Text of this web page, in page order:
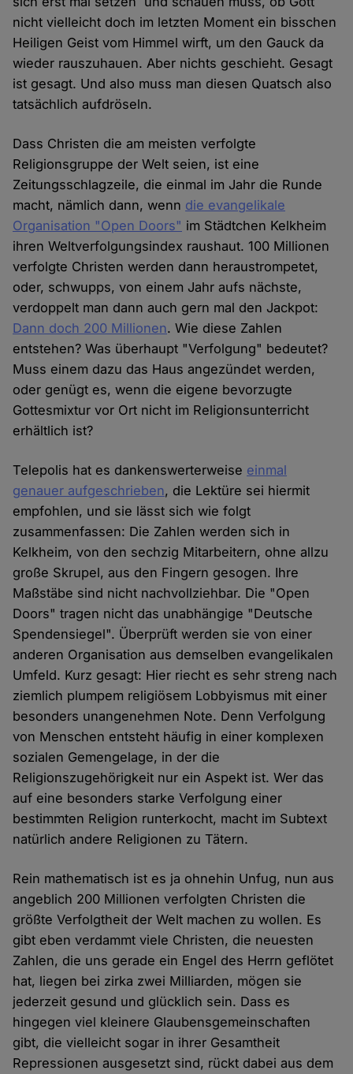
nicht vielleicht doch im letzten Moment ein bisschen
Heiligen Geist vom Himmel wirft, um den Gauck da
wieder rauszuhauen. Aber nichts geschieht. Gesagt
ist gesagt. Und also muss man diesen Quatsch also
tatsächlich aufdröseln.
Dass Christen die am meisten verfolgte
Religionsgruppe der Welt seien, ist eine
Zeitungsschlagzeile, die einmal im Jahr die Runde
macht, nämlich dann, wenn die evangelikale
Organisation "Open Doors" im Städtchen Kelkheim
ihren Weltverfolgungsindex raushaut. 100 Millionen
verfolgte Christen werden dann heraustrompetet,
oder, schwupps, von einem Jahr aufs nächste,
verdoppelt man dann auch gern mal den Jackpot:
Dann doch 200 Millionen. Wie diese Zahlen
entstehen? Was überhaupt "Verfolgung" bedeutet?
Muss einem dazu das Haus angezündet werden,
oder genügt es, wenn die eigene bevorzugte
Gottesmixtur vor Ort nicht im Religionsunterricht
erhältlich ist?
Telepolis hat es dankenswerterweise einmal
genauer aufgeschrieben, die Lektüre sei hiermit
empfohlen, und sie lässt sich wie folgt
zusammenfassen: Die Zahlen werden sich in
Kelkheim, von den sechzig Mitarbeitern, ohne allzu
große Skrupel, aus den Fingern gesogen. Ihre
Maßstäbe sind nicht nachvollziehbar. Die "Open
Doors" tragen nicht das unabhängige "Deutsche
Spendensiegel". Überprüft werden sie von einer
anderen Organisation aus demselben evangelikalen
Umfeld. Kurz gesagt: Hier riecht es sehr streng nach
ziemlich plumpem religiösem Lobbyismus mit einer
besonders unangenehmen Note. Denn Verfolgung
von Menschen entsteht häufig in einer komplexen
sozialen Gemengelage, in der die
Religionszugehörigkeit nur ein Aspekt ist. Wer das
auf eine besonders starke Verfolgung einer
bestimmten Religion runterkocht, macht im Subtext
natürlich andere Religionen zu Tätern.
Rein mathematisch ist es ja ohnehin Unfug, nun aus
angeblich 200 Millionen verfolgten Christen die
größte Verfolgtheit der Welt machen zu wollen. Es
gibt eben verdammt viele Christen, die neuesten
Zahlen, die uns gerade ein Engel des Herrn geflötet
hat, liegen bei zirka zwei Milliarden, mögen sie
jederzeit gesund und glücklich sein. Dass es
hingegen viel kleinere Glaubensgemeinschaften
gibt, die vielleicht sogar in ihrer Gesamtheit
Repressionen ausgesetzt sind, rückt dabei aus dem